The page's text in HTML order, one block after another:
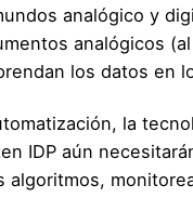
analógico y
analógicos
los datos en
la
IDP aún